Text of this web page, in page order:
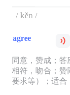
/ kěn /
agree
同意，赞成；
相符，吻合；赞
要求等）；适合